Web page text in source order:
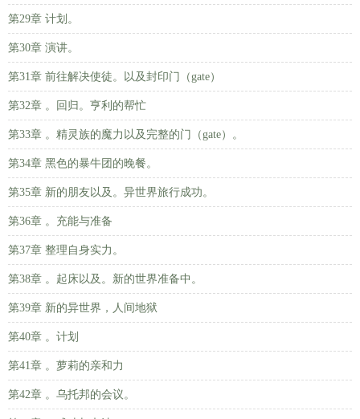
第29章 计划。
第30章 演讲。
第31章 前往解决使徒。以及封印门（gate）
第32章 。回归。亨利的帮忙
第33章 。精灵族的魔力以及完整的门（gate）。
第34章 黑色的暴牛团的晚餐。
第35章 新的朋友以及。异世界旅行成功。
第36章 。充能与准备
第37章 整理自身实力。
第38章 。起床以及。新的世界准备中。
第39章 新的异世界，人间地狱
第40章 。计划
第41章 。萝莉的亲和力
第42章 。乌托邦的会议。